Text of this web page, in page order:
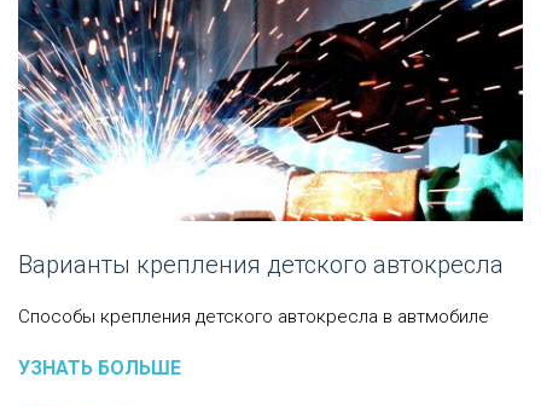
Варианты крепления детского автокресла
Способы крепления детского автокресла в автмобиле
УЗНАТЬ БОЛЬШЕ